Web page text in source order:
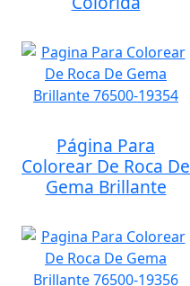
Página Para
Colorear De Roca De
Gema Brillante